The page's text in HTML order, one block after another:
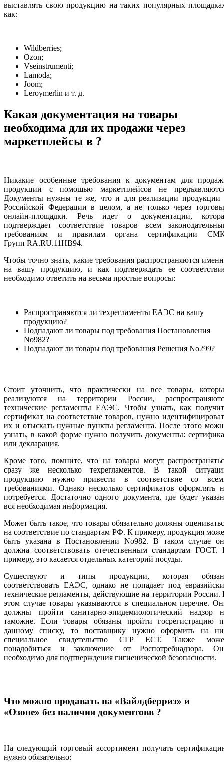
выставлять свою продукцию на таких популярных
как:
Wildberries;
Ozon;
Vseinstrumenti;
Lamoda;
Joom;
Leroymerlin и т. д.
Какая документация на товары
необходима для их продажи через
маркетплейсы в ?
Никакие особенные требования к документам для
продукции с помощью маркетплейсов не
Документы нужны те же, что и для реализации продукции
Российской Федерации в целом, а не только через
онлайн-площадки. Речь идет о документации,
подтверждает соответствие товаров всем
требованиям и правилам органа сертификации
Групп RA.RU.11НВ94.
Чтобы точно знать, какие требования распространяются
на вашу продукцию, и как подтверждать ее
необходимо ответить на весьма простые вопросы:
Распространяются ли техрегламенты ЕАЭС на вашу
продукцию?
Подпадают ли товары под требования Постановления
No982?
Подпадают ли товары под требования Решения No299?
Стоит уточнить, что практически на все товары,
реализуются на территории России,
технические регламенты ЕАЭС. Чтобы узнать, как
сертификат на соответствие товаров, нужно
их и отыскать нужные пункты регламента. После этого
узнать, в какой форме нужно получить документы:
или декларация.
Кроме того, помните, что на товары могут
сразу же несколько техрегламентов. В такой
продукцию нужно привести в соответствие со
требованиями. Однако несколько сертификатов оформлять
потребуется. Достаточно одного документа, где будет
вся необходимая информация.
Может быть такое, что товары обязательно должны
на соответствие по стандартам РФ. К примеру, продукция
быть указана в Постановлении No982. В таком случае
должна соответствовать отечественным стандартам ГОСТ.
примеру, это касается отдельных категорий посуды.
Существуют и типы продукции, которая
соответствовать ЕАЭС, однако не попадает под
технические регламенты, действующие на территории России.
этом случае товары указываются в специальном перечне.
должны пройти санитарно-эпидемиологический надзор
таможне. Если товары обязаны пройти госрегистрацию
данному списку, то поставщику нужно оформить на
специальное свидетельство СГР ЕСТ. Также
понадобиться и заключение от Роспотребнадзора.
необходимо для подтверждения гигиенической безопасности.
Что можно продавать на «Вайлдберриз» и
«Озоне» без наличия документовв ?
На следующий торговый ассортимент получать
нужно обязательно: